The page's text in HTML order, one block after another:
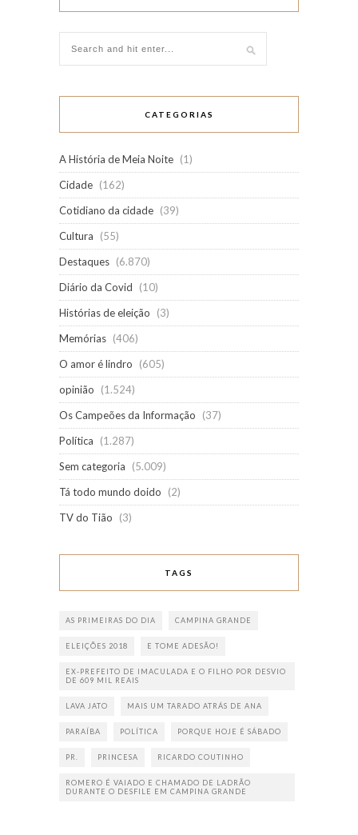
CATEGORIAS
A História de Meia Noite (1)
Cidade (162)
Cotidiano da cidade (39)
Cultura
(55)
Destaques (6.870)
Diário da Covid
(10)
Histórias de eleição
(3)
Memórias (406)
O amor é lindro
(605)
opinião
(1.524)
Os Campeões da Informação
(37)
Política
(1.287)
Sem categoria
(5.009)
Tá todo mundo doido
(2)
TV do Tião
(3)
TAGS
AS PRIMEIRAS DO DIA CAMPINA GRANDE
ELEIÇÕES 2018 E TOME ADESÃO!
EX-PREFEITO DE IMACULADA E O FILHO POR DESVIO
DE 609 MIL REAIS
LAVA JATO MAIS UM TARADO ATRÁS DE ANA
PARAÍBA POLÍTICA PORQUE HOJE É SÁBADO
PR. PRINCESA RICARDO COUTINHO
ROMERO É VAIADO E CHAMADO DE LADRÃO
DURANTE O DESFILE EM CAMPINA GRANDE